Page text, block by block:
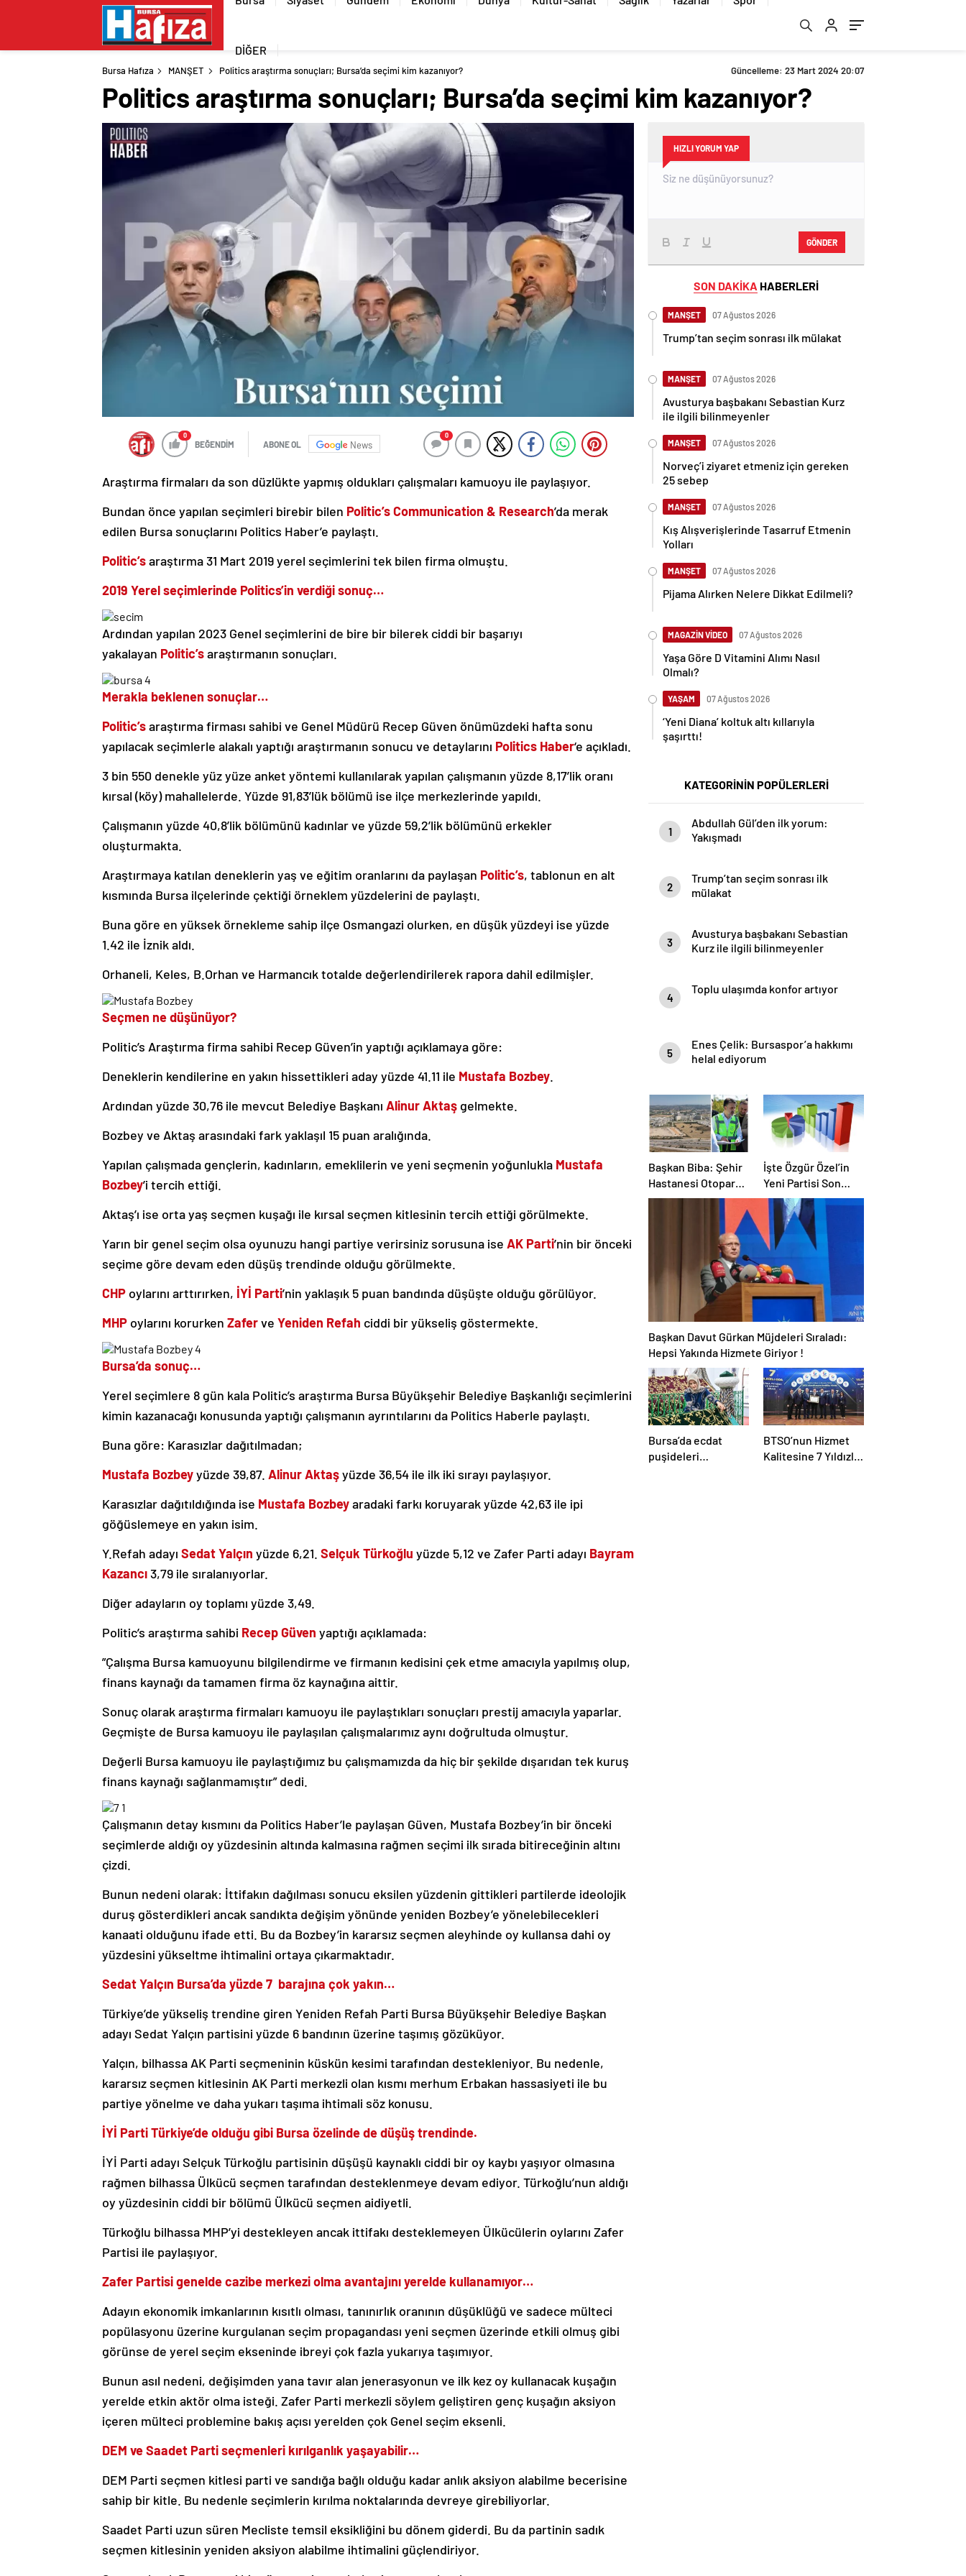
DİĞER
Bursa Hafıza MANŞET Politics araştırma sonuçları; Bursa’da seçimi kim kazanıyor? Güncelleme: 23 Mart 2024 20:07
Politics araştırma sonuçları; Bursa’da seçimi kim kazanıyor?
0
BEĞENDİM ABONE OL News
0
Araştırma firmaları da son düzlükte yapmış oldukları çalışmaları kamuoyu ile paylaşıyor.
Bundan önce yapılan seçimleri birebir bilen Politic’s Communication & Research’da merak
edilen Bursa sonuçlarını Politics Haber’e paylaştı.
Politic’saraştırma 31 Mart 2019 yerel seçimlerini tek bilen firma olmuştu.
2019 Yerel seçimlerinde Politics’in verdiği sonuç…
Ardından yapılan 2023 Genel seçimlerini de bire bir bilerek ciddi bir başarıyı
yakalayan Politic’saraştırmanın sonuçları.
Merakla beklenen sonuçlar…
Politic’saraştırma firması sahibi ve Genel Müdürü Recep Güven önümüzdeki hafta sonu
yapılacak seçimlerle alakalı yaptığı araştırmanın sonucu ve detaylarını Politics Haber‘e açıkladı.
3 bin 550 denekle yüz yüze anket yöntemi kullanılarak yapılan çalışmanın yüzde 8,17’lik oranı
kırsal (köy) mahallelerde. Yüzde 91,83’lük bölümü ise ilçe merkezlerinde yapıldı.
Çalışmanın yüzde 40,8’lik bölümünü kadınlar ve yüzde 59,2’lik bölümünü erkekler
oluşturmakta.
Araştırmaya katılan deneklerin yaş ve eğitim oranlarını da paylaşan Politic’s, tablonun en alt
kısmında Bursa ilçelerinde çektiği örneklem yüzdelerini de paylaştı.
Buna göre en yüksek örnekleme sahip ilçe Osmangazi olurken, en düşük yüzdeyi ise yüzde
1.42 ile İznik aldı.
Orhaneli, Keles, B.Orhan ve Harmancık totalde değerlendirilerek rapora dahil edilmişler.
Seçmen ne düşünüyor?
Politic’s Araştırma firma sahibi Recep Güven’in yaptığı açıklamaya göre:
Deneklerin kendilerine en yakın hissettikleri aday yüzde 41.11 ile Mustafa Bozbey.
Ardından yüzde 30,76 ile mevcut Belediye Başkanı Alinur Aktaş gelmekte.
Bozbey ve Aktaş arasındaki fark yaklaşıl 15 puan aralığında.
Yapılan çalışmada gençlerin, kadınların, emeklilerin ve yeni seçmenin yoğunlukla Mustafa
Bozbey’i tercih ettiği.
Aktaş’ı ise orta yaş seçmen kuşağı ile kırsal seçmen kitlesinin tercih ettiği görülmekte.
Yarın bir genel seçim olsa oyunuzu hangi partiye verirsiniz sorusuna ise AK Parti’nin bir önceki
seçime göre devam eden düşüş trendinde olduğu görülmekte.
CHP oylarını arttırırken, İYİ Parti’nin yaklaşık 5 puan bandında düşüşte olduğu görülüyor.
MHP oylarını korurken Zaferve Yeniden Refah ciddi bir yükseliş göstermekte.
Bursa’da sonuç…
Yerel seçimlere 8 gün kala Politic’s araştırma Bursa Büyükşehir Belediye Başkanlığı seçimlerini
kimin kazanacağı konusunda yaptığı çalışmanın ayrıntılarını da Politics Haberle paylaştı.
Buna göre: Karasızlar dağıtılmadan;
Mustafa Bozbeyyüzde 39,87. Alinur Aktaşyüzde 36,54 ile ilk iki sırayı paylaşıyor.
Karasızlar dağıtıldığında ise Mustafa Bozbeyaradaki farkı koruyarak yüzde 42,63 ile ipi
göğüslemeye en yakın isim.
Y.Refah adayı Sedat Yalçın yüzde 6,21. Selçuk Türkoğlu yüzde 5,12 ve Zafer Parti adayı Bayram
Kazancı3,79 ile sıralanıyorlar.
Diğer adayların oy toplamı yüzde 3,49.
Politic’s araştırma sahibi Recep Güven yaptığı açıklamada:
”Çalışma Bursa kamuoyunu bilgilendirme ve firmanın kedisini çek etme amacıyla yapılmış olup,
finans kaynağı da tamamen firma öz kaynağına aittir.
Sonuç olarak araştırma firmaları kamuoyu ile paylaştıkları sonuçları prestij amacıyla yaparlar.
Geçmişte de Bursa kamuoyu ile paylaşılan çalışmalarımız aynı doğrultuda olmuştur.
Değerli Bursa kamuoyu ile paylaştığımız bu çalışmamızda da hiç bir şekilde dışarıdan tek kuruş
finans kaynağı sağlanmamıştır” dedi.
Çalışmanın detay kısmını da Politics Haber’le paylaşan Güven, Mustafa Bozbey’in bir önceki
seçimlerde aldığı oy yüzdesinin altında kalmasına rağmen seçimi ilk sırada bitireceğinin altını
çizdi.
Bunun nedeni olarak: İttifakın dağılması sonucu eksilen yüzdenin gittikleri partilerde ideolojik
duruş gösterdikleri ancak sandıkta değişim yönünde yeniden Bozbey’e yönelebilecekleri
kanaati olduğunu ifade etti. Bu da Bozbey’in kararsız seçmen aleyhinde oy kullansa dahi oy
yüzdesini yükseltme ihtimalini ortaya çıkarmaktadır.
Sedat Yalçın Bursa’da yüzde 7 barajına çok yakın…
Türkiye’de yükseliş trendine giren Yeniden Refah Parti Bursa Büyükşehir Belediye Başkan
adayı Sedat Yalçın partisini yüzde 6 bandının üzerine taşımış gözüküyor.
Yalçın, bilhassa AK Parti seçmeninin küskün kesimi tarafından destekleniyor. Bu nedenle,
kararsız seçmen kitlesinin AK Parti merkezli olan kısmı merhum Erbakan hassasiyeti ile bu
partiye yönelme ve daha yukarı taşıma ihtimali söz konusu.
İYİ Parti Türkiye’de olduğu gibi Bursa özelinde de düşüş trendinde.
İYİ Parti adayı Selçuk Türkoğlu partisinin düşüşü kaynaklı ciddi bir oy kaybı yaşıyor olmasına
rağmen bilhassa Ülkücü seçmen tarafından desteklenmeye devam ediyor. Türkoğlu’nun aldığı
oy yüzdesinin ciddi bir bölümü Ülkücü seçmen aidiyetli.
Türkoğlu bilhassa MHP’yi destekleyen ancak ittifakı desteklemeyen Ülkücülerin oylarını Zafer
Partisi ile paylaşıyor.
Zafer Partisi genelde cazibe merkezi olma avantajını yerelde kullanamıyor…
Adayın ekonomik imkanlarının kısıtlı olması, tanınırlık oranının düşüklüğü ve sadece mülteci
popülasyonu üzerine kurgulanan seçim propagandası yeni seçmen üzerinde etkili olmuş gibi
görünse de yerel seçim ekseninde ibreyi çok fazla yukarıya taşımıyor.
Bunun asıl nedeni, değişimden yana tavır alan jenerasyonun ve ilk kez oy kullanacak kuşağın
yerelde etkin aktör olma isteği. Zafer Parti merkezli söylem geliştiren genç kuşağın aksiyon
içeren mülteci problemine bakış açısı yerelden çok Genel seçim eksenli.
DEM ve Saadet Parti seçmenleri kırılganlık yaşayabilir…
DEM Parti seçmen kitlesi parti ve sandığa bağlı olduğu kadar anlık aksiyon alabilme becerisine
sahip bir kitle. Bu nedenle seçimlerin kırılma noktalarında devreye girebiliyorlar.
Saadet Parti uzun süren Mecliste temsil eksikliğini bu dönem giderdi. Bu da partinin sadık
seçmen kitlesinin yeniden aksiyon alabilme ihtimalini güçlendiriyor.
HIZLI YORUM YAP
GÖNDER
SON DAKİKA HABERLERİ
MANŞET 07 Ağustos 2026
Trump’tan seçim sonrası ilk mülakat
MANŞET 07 Ağustos 2026
Avusturya başbakanı Sebastian Kurz
ile ilgili bilinmeyenler
MANŞET 07 Ağustos 2026
Norveç’i ziyaret etmeniz için gereken
25 sebep
MANŞET 07 Ağustos 2026
Kış Alışverişlerinde Tasarruf Etmenin
Yolları
MANŞET 07 Ağustos 2026
Pijama Alırken Nelere Dikkat Edilmeli?
MAGAZİN VİDEO 07 Ağustos 2026
Yaşa Göre D Vitamini Alımı Nasıl
Olmalı?
YAŞAM 07 Ağustos 2026
‘Yeni Diana’ koltuk altı kıllarıyla
şaşırttı!
KATEGORİNİN POPÜLERLERİ
1
Abdullah Gül’den ilk yorum:
Yakışmadı
2
Trump’tan seçim sonrası ilk
mülakat
3
Avusturya başbakanı Sebastian
Kurz ile ilgili bilinmeyenler
4
Toplu ulaşımda konfor artıyor
5
Enes Çelik: Bursaspor’a hakkımı
helal ediyorum
Başkan Biba: Şehir
Hastanesi Otoparkı
Bu Ay Hizmete
İşte Özgür Özel’in
Yeni Partisi Son
Anket !
Başkan Davut Gürkan Müjdeleri Sıraladı:
Hepsi Yakında Hizmete Giriyor !
Bursa’da ecdat
puşideleri
BTSO’nun Hizmet
Kalitesine 7 Yıldızlı